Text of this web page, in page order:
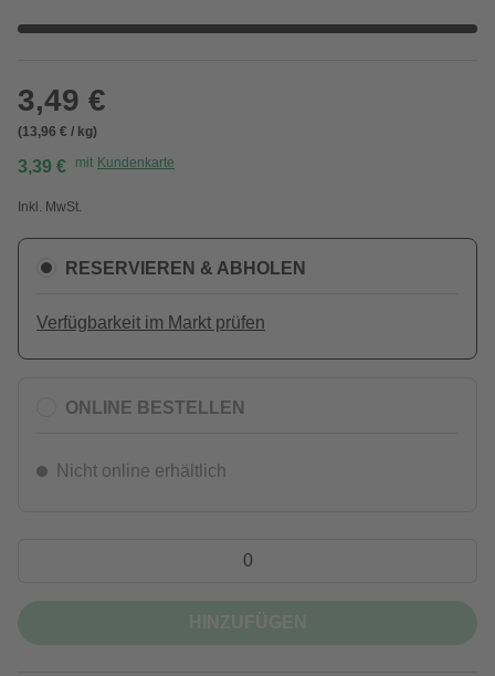
3,49 €
(13,96 € / kg)
3,39 € mit Kundenkarte
Inkl. MwSt.
RESERVIEREN & ABHOLEN
Verfügbarkeit im Markt prüfen
ONLINE BESTELLEN
Nicht online erhältlich